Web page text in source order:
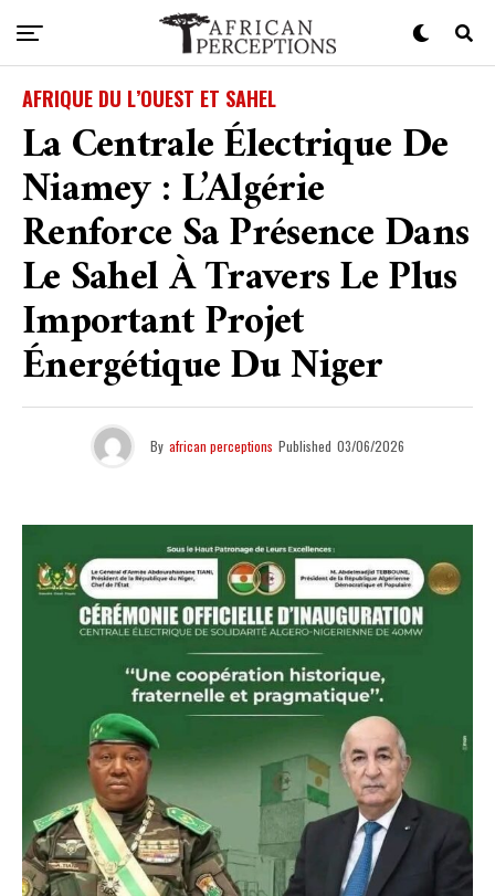
AFRIQUE DU L’OUEST ET SAHEL
La Centrale Électrique De
Niamey : L’Algérie
Renforce Sa Présence Dans
Le Sahel À Travers Le Plus
Important Projet
Énergétique Du Niger
By african perceptions Published 03/06/2026